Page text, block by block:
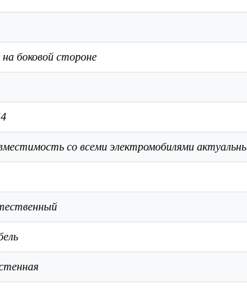
на боковой стороне
со всеми электромобилями